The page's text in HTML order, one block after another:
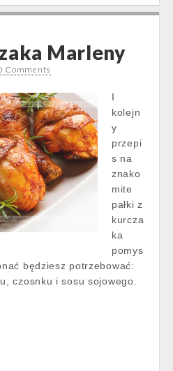
Marleny
Comments
I
kolejn
y
przepi
s na
znako
mite
pałki z
kurcza
ka
pomys
będziesz potrzebować:
czosnku i sosu sojowego.